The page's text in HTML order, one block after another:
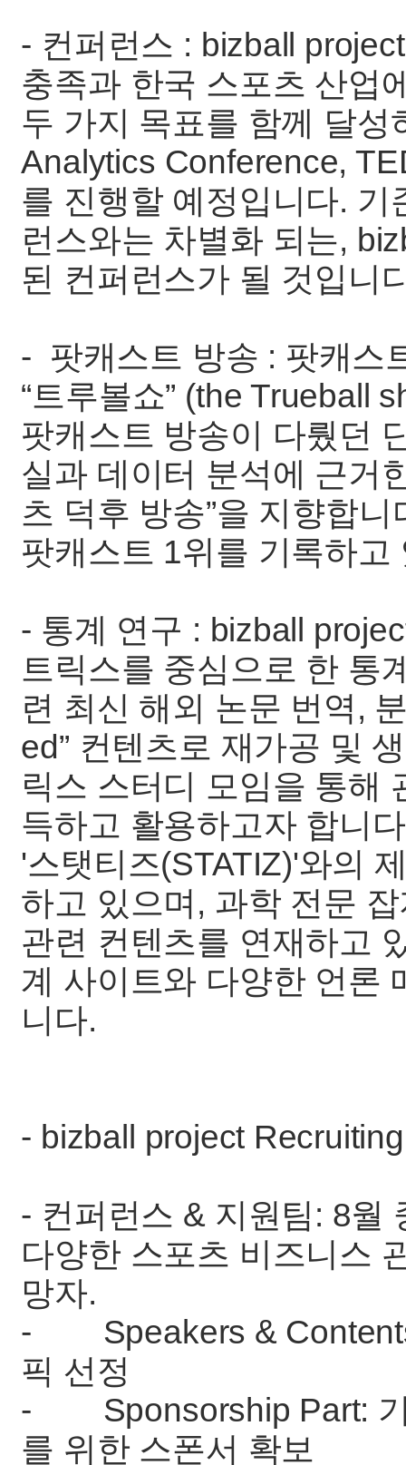
- 컨퍼런스 : bizball
충족과 한국 스포츠 산업
두 가지 목표를 함께 달
Analytics Conference,
를 진행할 예정입니다.
런스와는 차별화 되는,
된 컨퍼런스가 될 것입니
- 팟캐스트 방송 : 팟캐스
“트루볼쇼” (the Trueball
팟캐스트 방송이 다뤘던
실과 데이터 분석에 근거
츠 덕후 방송”을 지향합
팟캐스트 1위를 기록하고
- 통계 연구 : bizball
트릭스를 중심으로 한 통
련 최신 해외 논문 번역,
ed” 컨텐츠로 재가공 및
릭스 스터디 모임을 통해
득하고 활용하고자 합니
'스탯티즈(STATIZ)'와의
하고 있으며, 과학 전문
관련 컨텐츠를 연재하고
계 사이트와 다양한 언론
니다.
- bizball project
- 컨퍼런스 & 지원팀: 8월
다양한 스포츠 비즈니스
망자.
- Speakers & Contents
픽 선정
- Sponsorship Part: 기
를 위한 스폰서 확보